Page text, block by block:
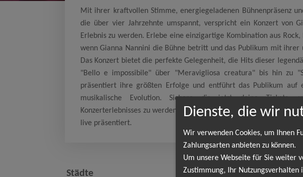
Mit ihrer kraftvollen Stimme, energiegeladenen Bühnenpräsenz
die über vier Jahrzehnte umspannt, verspricht ein Konzert von
Erlebnis zu werden. Erlebe eine einzigartige Kombination aus
wenn Gianna Nannini die Bühne betritt und das Publikum mit ihrer
Das Konzert bietet die perfekte Gelegenheit, die Hits dieser
"Bello e impossibile" über "Meravigliosa creatura" bis hin zu
präsentiert ihre größten Erfolge und entführt das Publikum auf
musikalische Evolution. Sichere dir jetzt deine Tickets,
Konzerterlebnisses zu werden. Sei dabei, wenn Gianna Nannini die
live präsentiert.
Städte GIANNAGOLD
Dienste, die wir
Wir verwenden Cookies, um Ihnen
Zahlungsarten anbieten zu können.
Um unsere Webseite für Sie weiter
Zustimmung, Ihr Nutzungsverhalten